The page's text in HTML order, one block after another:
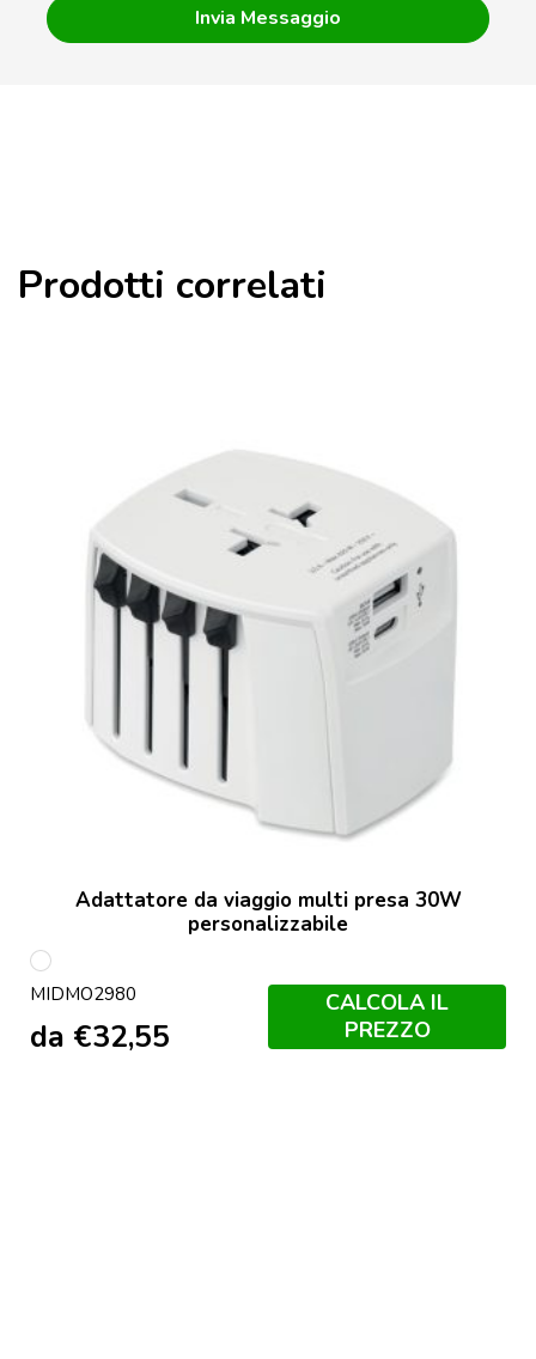
Prodotti correlati
Adattatore da viaggio multi presa 30W
personalizzabile
Bianco
MIDMO2980
da €32,55
CALCOLA IL
PREZZO